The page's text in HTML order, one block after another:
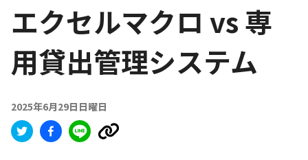
エクセルマクロ vs 専
用貸出管理システム
2025年6月29日日曜日